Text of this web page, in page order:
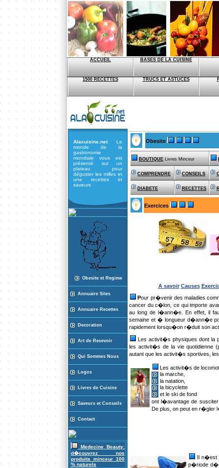
ACCUEIL BASES DE LA CUISINE
1500 RECETTES TRUCS ET ASTUCES
Alacuisine.netLe
monde de la
gastronomie
mondiale vous est
présenté sur un
plateau pour
déguster les milles et
une recettes et
saveurs
Obesite et Regime
Annuaire Sites
Annuaire Recettes
Decoration
Art de Recevoir
Qui Sommes Nous
Logos
Livres de Cuisine
Saveurs et Conseils
Contact
Medecine Beauty:
d�couvrez nos
produits minceur 100
% naturels
Obesite
BOUTIQUE Livres Minceur
COMPRENDRE CONSEILS
DIABETE RECETTES
Exercices
A savoir Causes
Pour pr�venir des maladies
cancer du c�lon, ce qui importe
au long de l�ann�e. En effet, il
semaine et � longueur d�ann�e
rapidement lorsqu�on r�duit son
Les activit�s physiques dont la
les activit�s de la vie quotidienne
autant que les activit�s sportives,
Les activit�s de
la marche,
la natation,
la bicyclette
et le ski de fond
ont l�avantage de
De plus, on peut en
Il n�est
p�riode